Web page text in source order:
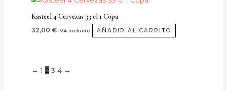
Kasteel 4 Cervezas 33 cl 1 Copa
32,00€ IVA incluido AÑADIR AL CARRITO
← 1 2 3 4 →